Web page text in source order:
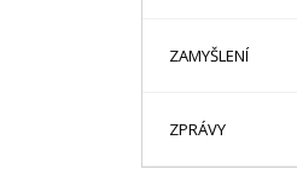
ZAMYŠLENÍ
ZPRÁVY